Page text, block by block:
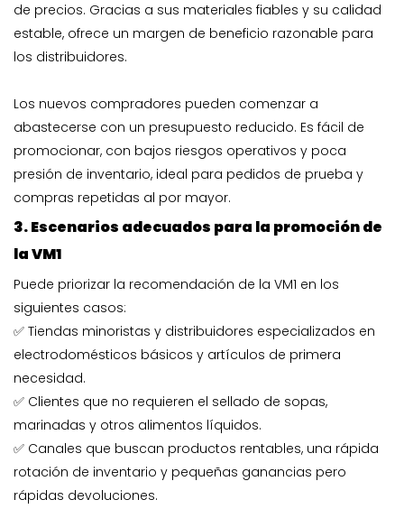
de precios. Gracias a sus materiales fiables y su calidad
estable, ofrece un margen de beneficio razonable para
los distribuidores.
Los nuevos compradores pueden comenzar a
abastecerse con un presupuesto reducido. Es fácil de
promocionar, con bajos riesgos operativos y poca
presión de inventario, ideal para pedidos de prueba y
compras repetidas al por mayor.
3. Escenarios adecuados para la promoción de
la VM1
Puede priorizar la recomendación de la VM1 en los
siguientes casos:
✅ Tiendas minoristas y distribuidores especializados en
electrodomésticos básicos y artículos de primera
necesidad.
✅ Clientes que no requieren el sellado de sopas,
marinadas y otros alimentos líquidos.
✅ Canales que buscan productos rentables, una rápida
rotación de inventario y pequeñas ganancias pero
rápidas devoluciones.